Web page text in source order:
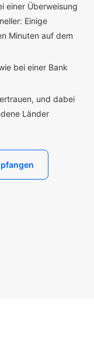
einer Überweisung
Einige
Minuten auf dem
bei einer Bank
und dabei
Länder